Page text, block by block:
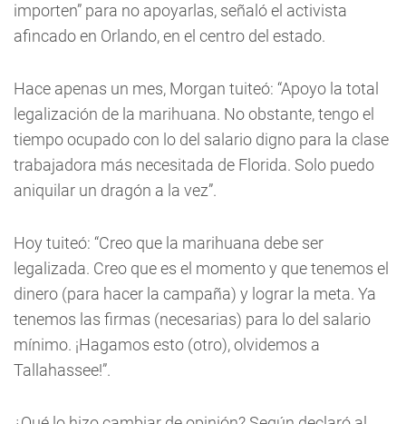
importen” para no apoyarlas, señaló el activista
afincado en Orlando, en el centro del estado.
Hace apenas un mes, Morgan tuiteó: “Apoyo la total
legalización de la marihuana. No obstante, tengo el
tiempo ocupado con lo del salario digno para la clase
trabajadora más necesitada de Florida. Solo puedo
aniquilar un dragón a la vez”.
Hoy tuiteó: “Creo que la marihuana debe ser
legalizada. Creo que es el momento y que tenemos el
dinero (para hacer la campaña) y lograr la meta. Ya
tenemos las firmas (necesarias) para lo del salario
mínimo. ¡Hagamos esto (otro), olvidemos a
Tallahassee!”.